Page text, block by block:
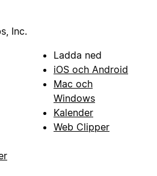
Inc.
Ladda ned
iOS och Android
Mac och
Windows
Kalender
Web Clipper